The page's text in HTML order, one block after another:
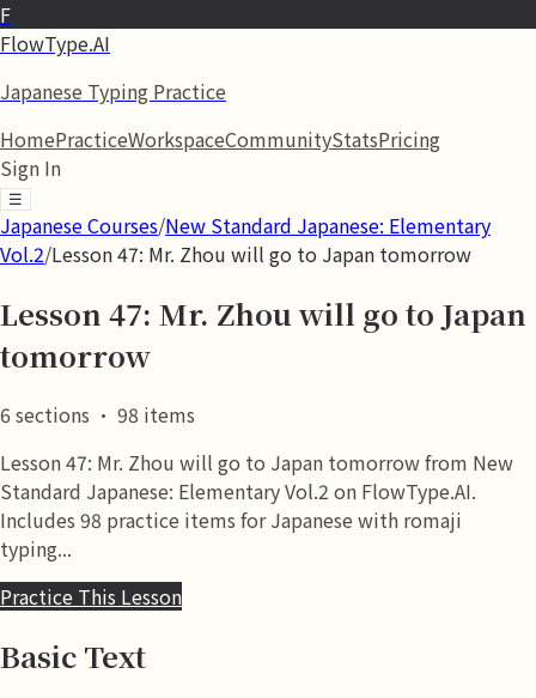
F
FlowType.AI
Japanese Typing Practice
HomePracticeWorkspaceCommunityStatsPricing
Sign In
☰
Japanese Courses/New Standard Japanese: Elementary
Vol.2/Lesson 47: Mr. Zhou will go to Japan tomorrow
Lesson 47: Mr. Zhou will go to Japan
tomorrow
6sections · 98 items
Lesson 47: Mr. Zhou will go to Japan tomorrow from New
Standard Japanese: Elementary Vol.2 on FlowType.AI.
Includes 98 practice items for Japanese with romaji
typing...
Practice This Lesson
Basic Text